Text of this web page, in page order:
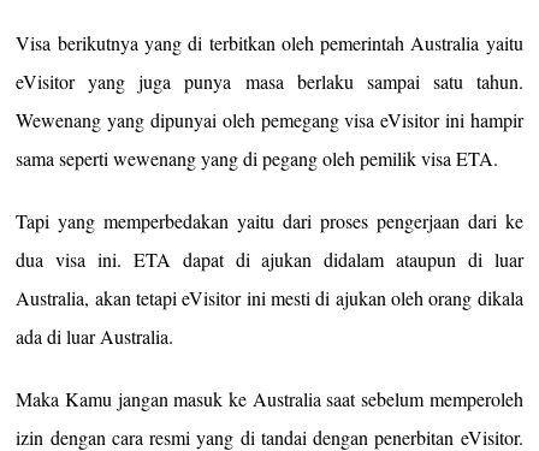
Visa berikutnya yang di terbitkan oleh pemerintah Australia yaitu
eVisitor yang juga punya masa berlaku sampai satu tahun.
Wewenang yang dipunyai oleh pemegang visa eVisitor ini hampir
sama seperti wewenang yang di pegang oleh pemilik visa ETA.
Tapi yang memperbedakan yaitu dari proses pengerjaan dari ke
dua visa ini. ETA dapat di ajukan didalam ataupun di luar
Australia, akan tetapi eVisitor ini mesti di ajukan oleh orang dikala
ada di luar Australia.
Maka Kamu jangan masuk ke Australia saat sebelum memperoleh
izin dengan cara resmi yang di tandai dengan penerbitan eVisitor.